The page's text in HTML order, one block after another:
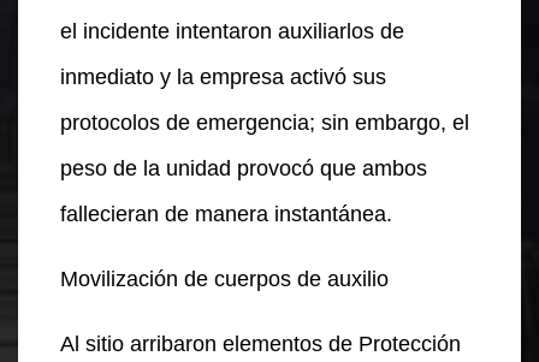
el incidente intentaron auxiliarlos de
inmediato y la empresa activó sus
protocolos de emergencia; sin embargo, el
peso de la unidad provocó que ambos
fallecieran de manera instantánea.
Movilización de cuerpos de auxilio
Al sitio arribaron elementos de Protección